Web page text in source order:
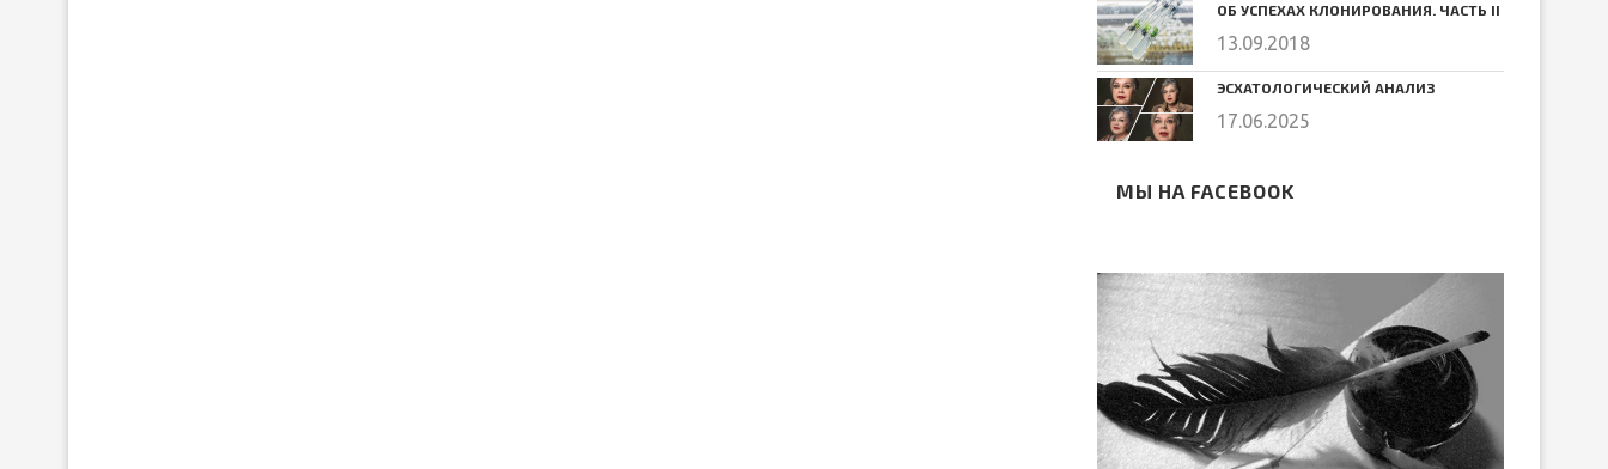
ОБ УСПЕХАХ КЛОНИРОВАНИЯ. ЧАСТЬ II
13.09.2018
ЭСХАТОЛОГИЧЕСКИЙ АНАЛИЗ
17.06.2025
МЫ НА FACEBOOK